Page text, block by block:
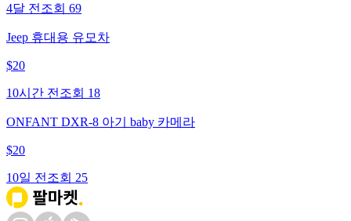
4달 전 조회 69
Jeep 휴대용 유모차
$20
10시간 전 조회 18
ONFANT DXR-8 아기 baby 카메라
$20
10일 전 조회 25